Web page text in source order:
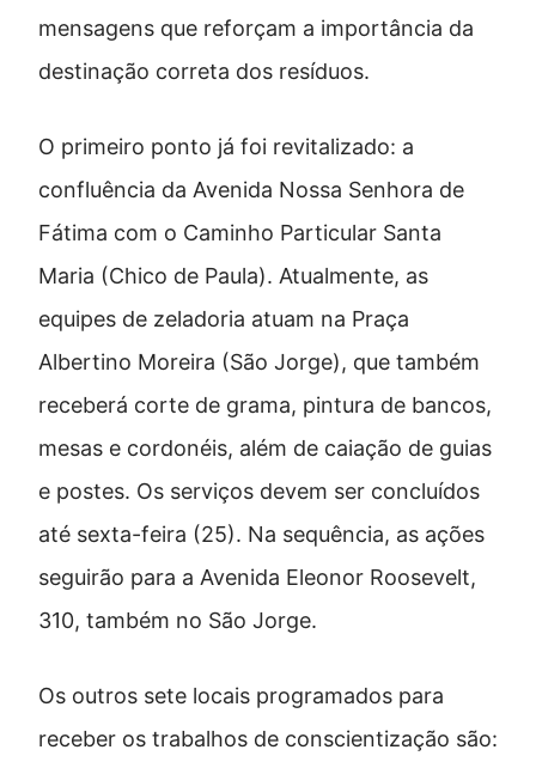
mensagens que reforçam a importância da
destinação correta dos resíduos.
O primeiro ponto já foi revitalizado: a
confluência da Avenida Nossa Senhora de
Fátima com o Caminho Particular Santa
Maria (Chico de Paula). Atualmente, as
equipes de zeladoria atuam na Praça
Albertino Moreira (São Jorge), que também
receberá corte de grama, pintura de bancos,
mesas e cordonéis, além de caiação de guias
e postes. Os serviços devem ser concluídos
até sexta-feira (25). Na sequência, as ações
seguirão para a Avenida Eleonor Roosevelt,
310, também no São Jorge.
Os outros sete locais programados para
receber os trabalhos de conscientização são: